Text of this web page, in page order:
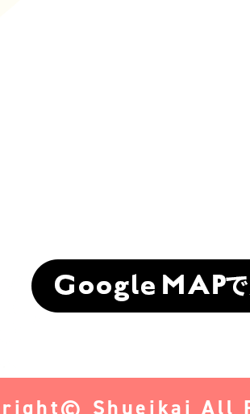
Shueikai All